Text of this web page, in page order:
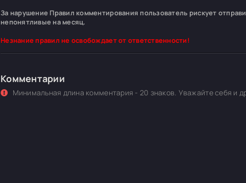
За нарушение Правил комментирования пользователь рискует
непонятливые на месяц.
Незнание правил не освобождает от ответственности!
Комментарии
Минимальная длина комментария - 20 знаков. Уважайте себя и